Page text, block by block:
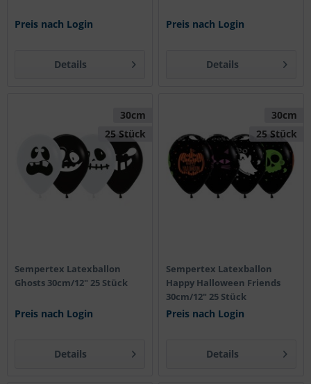
Preis nach Login
Details
Preis nach Login
Details
30cm
25 Stück
Sempertex Latexballon
Ghosts 30cm/12" 25 Stück
Preis nach Login
Details
30cm
25 Stück
Sempertex Latexballon
Happy Halloween Friends
30cm/12" 25 Stück
Preis nach Login
Details